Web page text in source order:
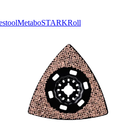
MetaboSTARKRoll